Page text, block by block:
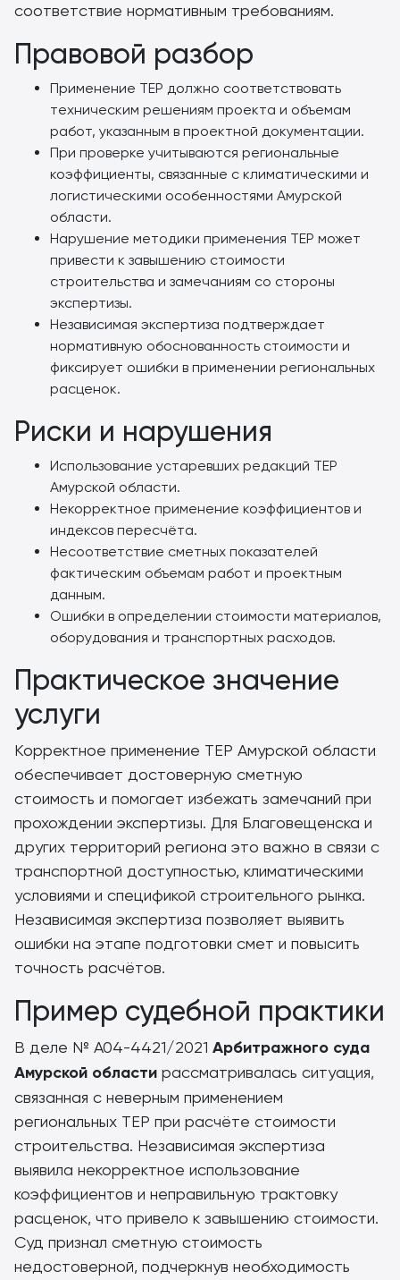
соответствие нормативным требованиям.
Правовой разбор
Применение ТЕР должно соответствовать
техническим решениям проекта и объемам
работ, указанным в проектной документации.
При проверке учитываются региональные
коэффициенты, связанные с климатическими и
логистическими особенностями Амурской
области.
Нарушение методики применения ТЕР может
привести к завышению стоимости
строительства и замечаниям со стороны
экспертизы.
Независимая экспертиза подтверждает
нормативную обоснованность стоимости и
фиксирует ошибки в применении региональных
расценок.
Риски и нарушения
Использование устаревших редакций ТЕР
Амурской области.
Некорректное применение коэффициентов и
индексов пересчёта.
Несоответствие сметных показателей
фактическим объемам работ и проектным
данным.
Ошибки в определении стоимости материалов,
оборудования и транспортных расходов.
Практическое значение
услуги
Корректное применение ТЕР Амурской области
обеспечивает достоверную сметную
стоимость и помогает избежать замечаний при
прохождении экспертизы. Для Благовещенска и
других территорий региона это важно в связи с
транспортной доступностью, климатическими
условиями и спецификой строительного рынка.
Независимая экспертиза позволяет выявить
ошибки на этапе подготовки смет и повысить
точность расчётов.
Пример судебной практики
В деле № А04-4421/2021 Арбитражного суда
Амурской области рассматривалась ситуация,
связанная с неверным применением
региональных ТЕР при расчёте стоимости
строительства. Независимая экспертиза
выявила некорректное использование
коэффициентов и неправильную трактовку
расценок, что привело к завышению стоимости.
Суд признал сметную стоимость
недостоверной, подчеркнув необходимость